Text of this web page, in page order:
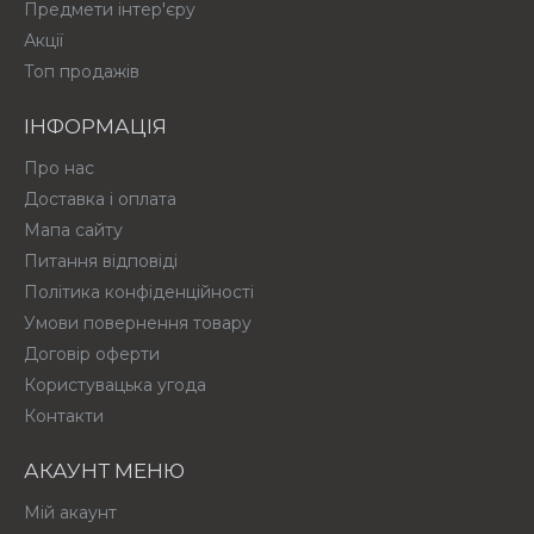
Предмети інтер'єру
Акції
Топ продажів
ІНФОРМАЦІЯ
Про нас
Доставка і оплата
Мапа сайту
Питання відповіді
Політика конфіденційності
Умови повернення товару
Договір оферти
Користувацька угода
Контакти
АКАУНТ МЕНЮ
Мій акаунт